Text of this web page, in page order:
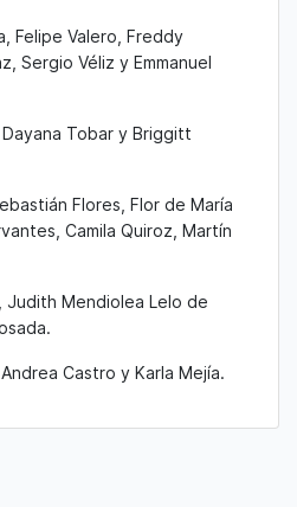
Felipe Valero, Freddy
Sergio Véliz y Emmanuel
Dayana Tobar y Briggitt
Flores, Flor de María
Camila Quiroz, Martín
Judith Mendiolea Lelo de
Castro y Karla Mejía.